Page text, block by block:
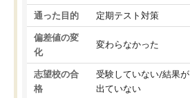
通った目的 定期テスト対策
偏差値の変
化
変わらなかった
志望校の合
格
受験していない/結果が
出ていない